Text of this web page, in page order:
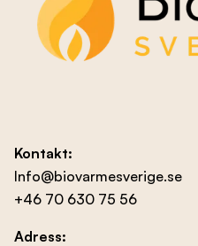
Besök nbf.se
Kontakt:
Info@biovarmesverige.se
+46 70 630 75 56
Adress: